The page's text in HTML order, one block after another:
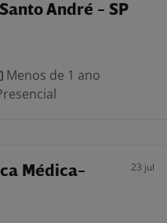
André - SP
Menos de 1 ano
Médica-
23 jul